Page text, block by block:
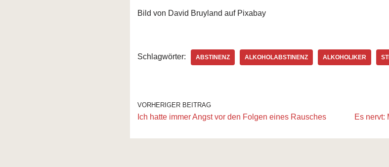
Bild von David Bruyland auf Pixabay
Schlagwörter: ABSTINENZ ALKOHOLABSTINENZ ALKOHOLIKER
VORHERIGER BEITRAG
Ich hatte immer Angst vor den Folgen eines Rausches Es nervt: